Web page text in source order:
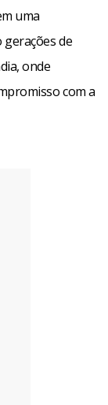
uma
de
onde
com a